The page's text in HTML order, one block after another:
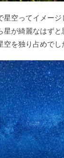
星空ってイメージ
星が綺麗なはずと
空を独り占めでし